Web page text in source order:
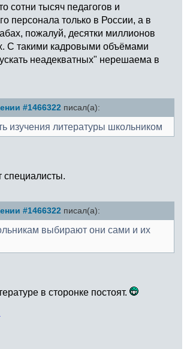
сотни тысяч педагогов и
персонала только в России, а в
пожалуй, десятки миллионов
С такими кадровыми объёмами
неадекватных" нерешаема в
#1466322 писал(а):
изучения литературы школьником
#1466322 писал(а):
выбирают они сами и их
в сторонке постоят.